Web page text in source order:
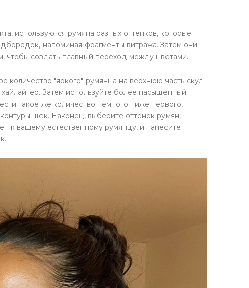
используются румяна разных оттенков, которые
напоминая фрагменты витража. Затем они
чтобы создать плавный переход между цветами.
количество "яркого" румянца на верхнюю часть скул
Затем используйте более насыщенный
такое же количество немного ниже первого,
щек. Наконец, выберите оттенок румян,
к вашему естественному румянцу, и нанесите